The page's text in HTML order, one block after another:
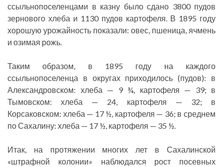
ссыльнопоселенцами в казну было сдано 3800 пудов
зернового хлеба и 1130 пудов картофеля. В 1895 году
хорошую урожайность показали: овес, пшеница, ячмень
и озимая рожь.
Таким образом, в 1895 году на каждого
ссыльнопоселенца в округах приходилось (пудов): в
Александровском: хлеба — 9 ¾, картофеля — 39; в
Тымовском: хлеба — 24, картофеля — 32; в
Корсаковском: хлеба — 17 ½, картофеля — 36; в среднем
по Сахалину: хлеба — 17 ½, картофеля — 35 ½.
Итак, на протяжении многих лет в Сахалинской
«штрафной колонии» наблюдался рост посевных